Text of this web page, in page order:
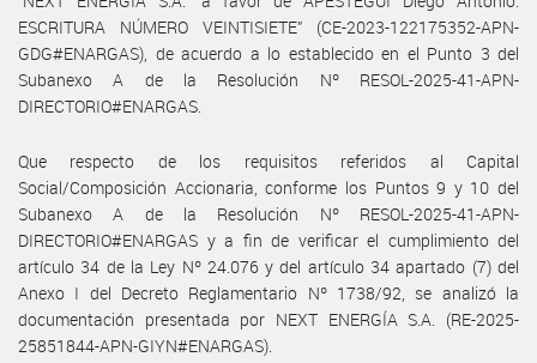
ESCRITURA NÚMERO VEINTISIETE” (CE-2023-122175352-APN-
GDG#ENARGAS), de acuerdo a lo establecido en el Punto 3 del
Subanexo A de la Resolución Nº RESOL-2025-41-APN-
DIRECTORIO#ENARGAS.
Que respecto de los requisitos referidos al Capital
Social/Composición Accionaria, conforme los Puntos 9 y 10 del
Subanexo A de la Resolución Nº RESOL-2025-41-APN-
DIRECTORIO#ENARGAS y a fin de verificar el cumplimiento del
artículo 34 de la Ley Nº 24.076 y del artículo 34 apartado (7) del
Anexo I del Decreto Reglamentario Nº 1738/92, se analizó la
documentación presentada por NEXT ENERGÍA S.A. (RE-2025-
25851844-APN-GIYN#ENARGAS).